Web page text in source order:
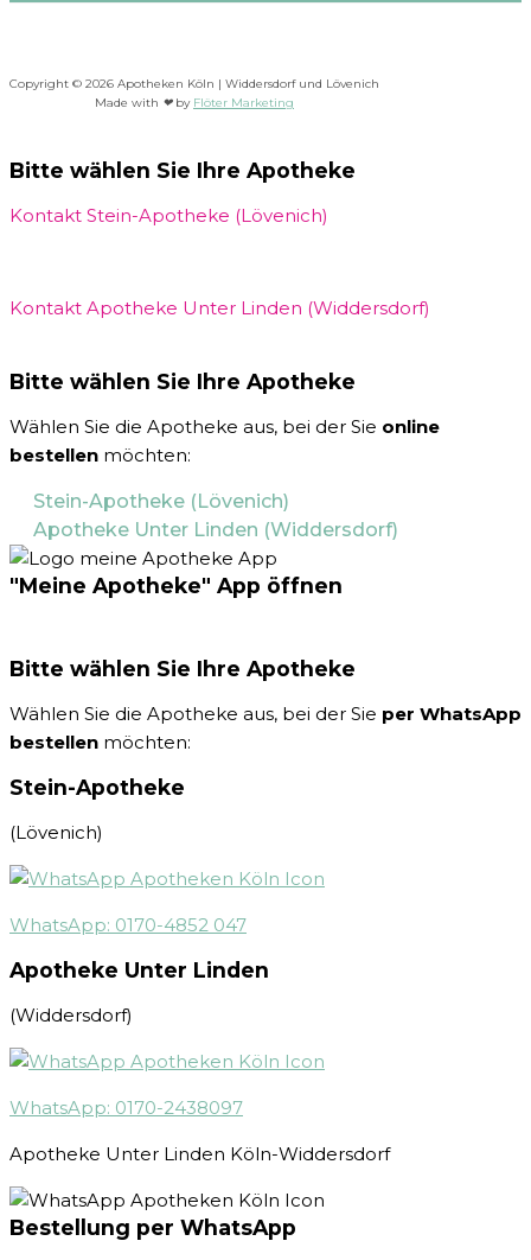
Copyright © 2026 Apotheken Köln | Widdersdorf und Lövenich
Made with ❤by Flöter Marketing
Bitte wählen Sie Ihre Apotheke
Kontakt Stein-Apotheke (Lövenich)
Kontakt Apotheke Unter Linden (Widdersdorf)
Bitte wählen Sie Ihre Apotheke
Wählen Sie die Apotheke aus, bei der Sie online
bestellen möchten:
Stein-Apotheke (Lövenich)
Apotheke Unter Linden (Widdersdorf)
"Meine Apotheke" App öffnen
Bitte wählen Sie Ihre Apotheke
Wählen Sie die Apotheke aus, bei der Sie per WhatsApp
bestellen möchten:
Stein-Apotheke
(Lövenich)
WhatsApp: 0170-4852 047
Apotheke Unter Linden
(Widdersdorf)
WhatsApp: 0170-2438097
Apotheke Unter Linden Köln-Widdersdorf
Bestellung per WhatsApp